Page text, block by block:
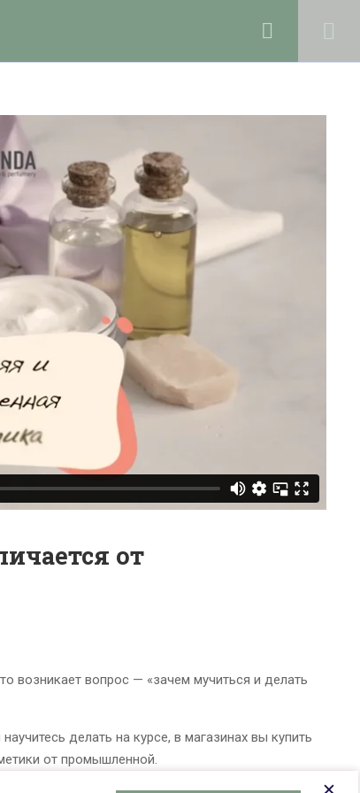
от
возникает вопрос — «зачем мучиться и делать
делать на курсе, в магазинах вы купить
от промышленной.
О ШКОЛЕ
Поддержка и раскрутка сайта —